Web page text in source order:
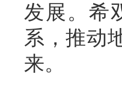
发展。希
系，推动
来。